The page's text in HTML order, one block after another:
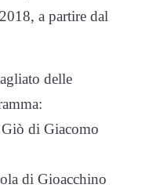
a partire dal
delle
di Giacomo
di Gioacchino